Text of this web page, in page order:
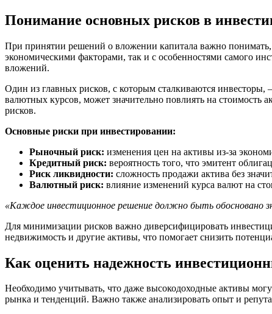
Понимание основных рисков в
При принятии решений о вложении капитала важно
экономическими факторами, так и с особенностями самого
вложений.
Один из главных рисков, с которым сталкиваются инвесторы,
валютных курсов, может значительно повлиять на стоимость
рисков.
Основные риски при инвестировании:
Рыночный риск: изменения цен на активы из-за
Кредитный риск: вероятность того, что эмитент
Риск ликвидности: сложность продажи актива без
Валютный риск: влияние изменений курса валют на
«Каждое инвестиционное решение должно быть обосновано
Для минимизации рисков важно диверсифицировать
недвижимость и другие активы, что помогает снизить
Как оценить надежность
Необходимо учитывать, что даже высокодоходные активы
рынка и тенденций. Важно также анализировать опыт и